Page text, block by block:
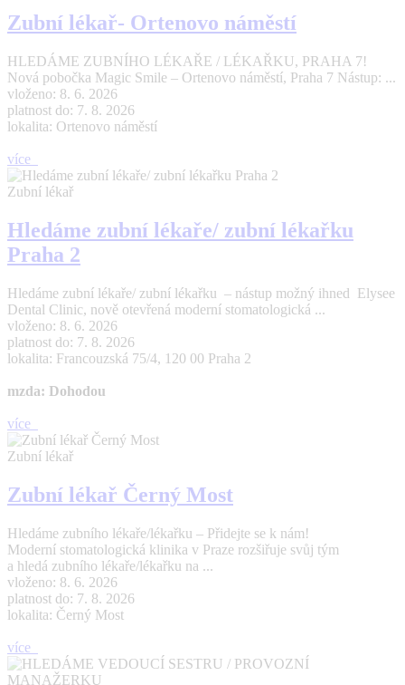
Zubní lékař- Ortenovo náměstí
HLEDÁME ZUBNÍHO LÉKAŘE / LÉKAŘKU, PRAHA 7!
Nová pobočka Magic Smile – Ortenovo náměstí, Praha 7 Nástup: ...
vloženo: 8. 6. 2026
platnost do: 7. 8. 2026
lokalita: Ortenovo náměstí
více
Zubní lékař
Hledáme zubní lékaře/ zubní lékařku
Praha 2
Hledáme zubní lékaře/ zubní lékařku – nástup možný ihned Elysee
Dental Clinic, nově otevřená moderní stomatologická ...
vloženo: 8. 6. 2026
platnost do: 7. 8. 2026
lokalita: Francouzská 75/4, 120 00 Praha 2
mzda: Dohodou
více
Zubní lékař
Zubní lékař Černý Most
Hledáme zubního lékaře/lékařku – Přidejte se k nám!
Moderní stomatologická klinika v Praze rozšiřuje svůj tým
a hledá zubního lékaře/lékařku na ...
vloženo: 8. 6. 2026
platnost do: 7. 8. 2026
lokalita: Černý Most
více